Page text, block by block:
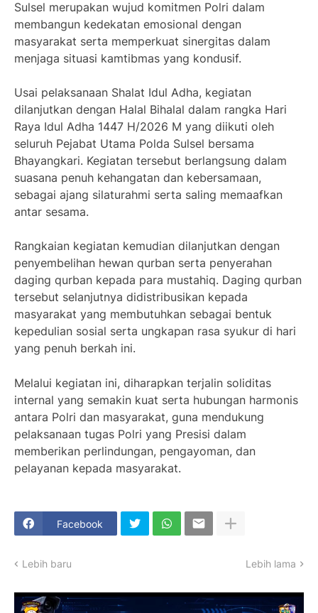
Sulsel merupakan wujud komitmen Polri dalam
membangun kedekatan emosional dengan
masyarakat serta memperkuat sinergitas dalam
menjaga situasi kamtibmas yang kondusif.
Usai pelaksanaan Shalat Idul Adha, kegiatan
dilanjutkan dengan Halal Bihalal dalam rangka Hari
Raya Idul Adha 1447 H/2026 M yang diikuti oleh
seluruh Pejabat Utama Polda Sulsel bersama
Bhayangkari. Kegiatan tersebut berlangsung dalam
suasana penuh kehangatan dan kebersamaan,
sebagai ajang silaturahmi serta saling memaafkan
antar sesama.
Rangkaian kegiatan kemudian dilanjutkan dengan
penyembelihan hewan qurban serta penyerahan
daging qurban kepada para mustahiq. Daging qurban
tersebut selanjutnya didistribusikan kepada
masyarakat yang membutuhkan sebagai bentuk
kepedulian sosial serta ungkapan rasa syukur di hari
yang penuh berkah ini.
Melalui kegiatan ini, diharapkan terjalin soliditas
internal yang semakin kuat serta hubungan harmonis
antara Polri dan masyarakat, guna mendukung
pelaksanaan tugas Polri yang Presisi dalam
memberikan perlindungan, pengayoman, dan
pelayanan kepada masyarakat.
Facebook
Lebih baru Lebih lama